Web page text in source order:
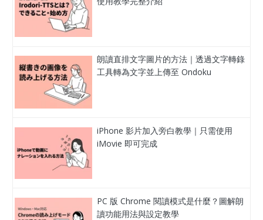
朗讀直排文字圖片的方法｜透過文字轉錄
工具轉為文字並上傳至 Ondoku
iPhone 影片加入旁白教學｜只需使用
iMovie 即可完成
PC 版 Chrome 閱讀模式是什麼？圖解朗
讀功能用法與設定教學